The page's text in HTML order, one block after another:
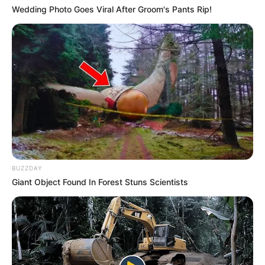
Wedding Photo Goes Viral After Groom's Pants Rip!
BUZZDAY
Giant Object Found In Forest Stuns Scientists